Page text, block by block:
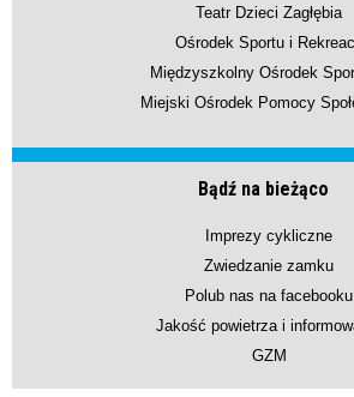
Teatr Dzieci Zagłębia
Ośrodek Sportu i
Międzyszkolny Ośrodek
Miejski Ośrodek Pomocy
Bądź na bieżąco
Imprezy cykliczne
Zwiedzanie zamku
Polub nas na facebooku
Jakość powietrza i
GZM